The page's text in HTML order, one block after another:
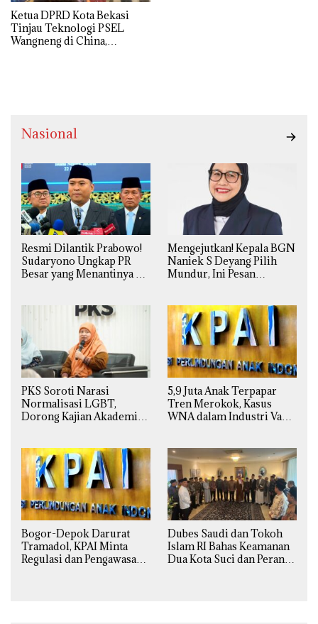
Ketua DPRD Kota Bekasi
Tinjau Teknologi PSEL
Wangneng di China,
Nasional
Resmi Dilantik Prabowo!
Sudaryono Ungkap PR
Besar yang Menantinya di
Mengejutkan! Kepala BGN
Naniek S Deyang Pilih
Mundur, Ini Pesan
PKS Soroti Narasi
Normalisasi LGBT,
Dorong Kajian Akademik
Agama
5,9 Juta Anak Terpapar
Tren Merokok, Kasus
WNA dalam Industri Vape
Bogor-Depok Darurat
Tramadol, KPAI Minta
Regulasi dan Pengawasan
Dubes Saudi dan Tokoh
Islam RI Bahas Keamanan
Dua Kota Suci dan Peran